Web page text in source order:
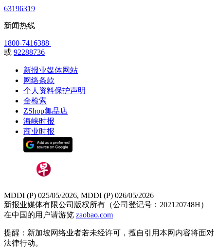
63196319
新闻热线
1800-7416388
或 92288736
新报业媒体网站
网络条款
个人资料保护声明
全检索
ZShop集品店
海峡时报
商业时报
MDDI (P) 025/05/2026, MDDI (P) 026/05/2026
新报业媒体有限公司版权所有（公司登记号：202120748H）
在中国的用户请游览 zaobao.com
提醒：新加坡网络业者若未经许可，擅自引用本网内容将面对
法律行动。